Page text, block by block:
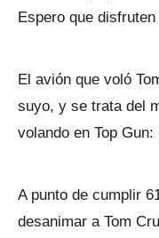
Espero que
El avión que voló
suyo, y se trata del
volando en Top
A punto de cumplir
desanimar a Tom